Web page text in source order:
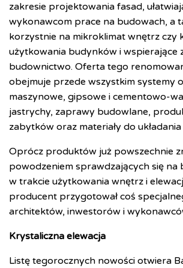
zakresie projektowania fasad,
wykonawcom prace na budowach, a
korzystnie na mikroklimat wnętrz czy
użytkowania budynków i wspierające
budownictwo. Oferta tego
obejmuje przede wszystkim systemy
maszynowe, gipsowe i cementowo-
jastrychy, zaprawy budowlane,
zabytków oraz materiały do układania
Oprócz produktów już powszechnie
powodzeniem sprawdzających się na
w trakcie użytkowania wnętrz i
producent przygotował coś
architektów, inwestorów i
Krystaliczna elewacja
Listę tegorocznych nowości otwiera